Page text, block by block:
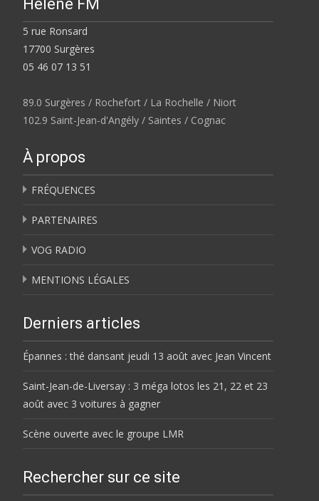
Hélene FM
5 rue Ronsard
17700 Surgères
05 46 07 13 51
89.0 Surgères / Rochefort / La Rochelle / Niort
102.9 Saint-Jean-d'Angély / Saintes / Cognac
À propos
FRÉQUENCES
PARTENAIRES
VOG RADIO
MENTIONS LÉGALES
Derniers articles
Épannes : thé dansant jeudi 13 août avec Jean Vincent
Saint-Jean-de-Liversay : 3 méga lotos les 21, 22 et 23
août avec 3 voitures à gagner
Scène ouverte avec le groupe LMR
Rechercher sur ce site